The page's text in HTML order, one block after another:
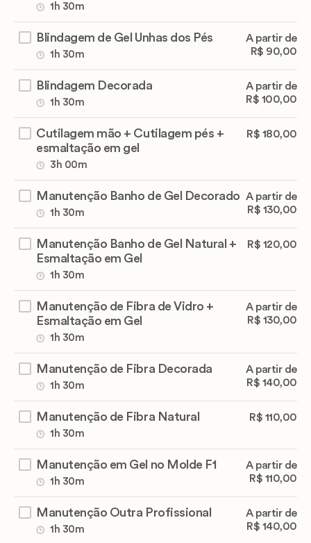
1h 30m
Blindagem de Gel Unhas dos Pés
1h 30m
A partir de
R$ 90,00
Blindagem Decorada
1h 30m
A partir de
R$ 100,00
Cutilagem mão + Cutilagem pés +
esmaltação em gel
3h 00m
R$ 180,00
Manutenção Banho de Gel Decorado
1h 30m
A partir de
R$ 130,00
Manutenção Banho de Gel Natural +
Esmaltação em Gel
1h 30m
R$ 120,00
Manutenção de Fibra de Vidro +
Esmaltação em Gel
1h 30m
A partir de
R$ 130,00
Manutenção de Fibra Decorada
1h 30m
A partir de
R$ 140,00
Manutenção de Fibra Natural
1h 30m
R$ 110,00
Manutenção em Gel no Molde F1
1h 30m
A partir de
R$ 110,00
Manutenção Outra Profissional
1h 30m
A partir de
R$ 140,00